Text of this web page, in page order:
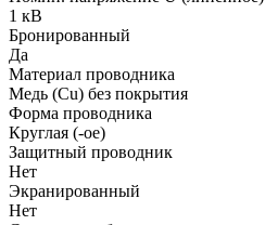
1 кВ
Бронированный
Да
Материал проводника
Медь (Cu) без покрытия
Форма проводника
Круглая (-ое)
Защитный проводник
Нет
Экранированный
Нет